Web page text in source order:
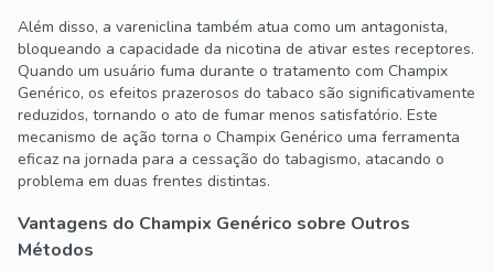
Além disso, a vareniclina também atua como um antagonista,
bloqueando a capacidade da nicotina de ativar estes receptores.
Quando um usuário fuma durante o tratamento com Champix
Genérico, os efeitos prazerosos do tabaco são significativamente
reduzidos, tornando o ato de fumar menos satisfatório. Este
mecanismo de ação torna o Champix Genérico uma ferramenta
eficaz na jornada para a cessação do tabagismo, atacando o
problema em duas frentes distintas.
Vantagens do Champix Genérico sobre Outros
Métodos